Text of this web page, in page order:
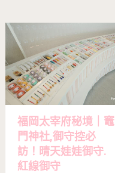
福岡太宰府秘境｜竈
門神社,御守控必
訪！晴天娃娃御守.
紅線御守